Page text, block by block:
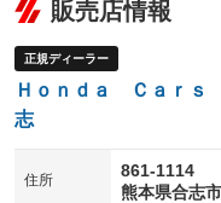
販売店情報
正規ディーラー
Ｈｏｎｄａ Ｃａｒ
志
住所
861-1114
熊本県合志